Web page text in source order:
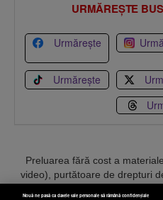
URMĂREȘTE
Urmărește
Urmărește
Preluarea fără cost a
video), purtătoare de drepturi
Nouă ne pasă ca datele tale personale să rămână confidențiale